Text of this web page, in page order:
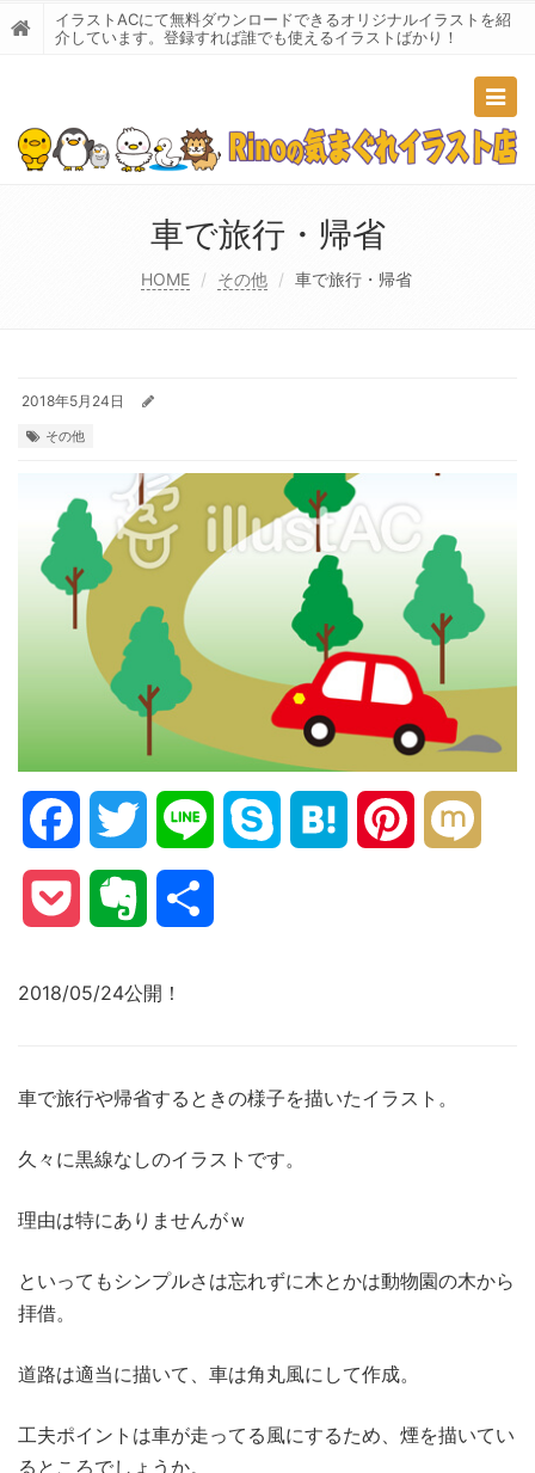
イラストACにて無料ダウンロードできるオリジナルイラストを紹
介しています。登録すれば誰でも使えるイラストばかり！
車で旅行・帰省
HOME その他 車で旅行・帰省
2018年5月24日
その他
FacebookTwitter Line Skype Hatena Pinterest
Pocket Evernote
2018/05/24公開！
車で旅行や帰省するときの様子を描いたイラスト。
久々に黒線なしのイラストです。
理由は特にありませんがｗ
といってもシンプルさは忘れずに木とかは動物園の木から
拝借。
道路は適当に描いて、車は角丸風にして作成。
工夫ポイントは車が走ってる風にするため、煙を描いてい
るところでしょうか。